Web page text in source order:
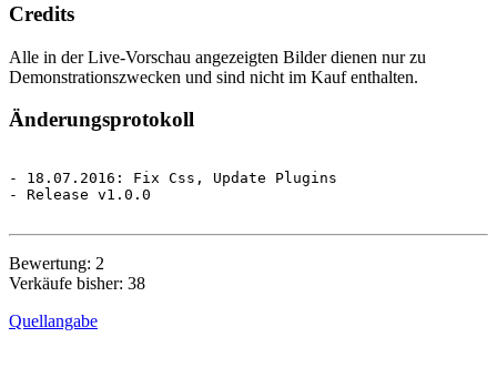
Credits
Alle in der Live-Vorschau angezeigten Bilder dienen nur zu
Demonstrationszwecken und sind nicht im Kauf enthalten.
Änderungsprotokoll
- 18.07.2016: Fix Css, Update Plugins
- Release v1.0.0
Bewertung: 2
Verkäufe bisher: 38
Quellangabe